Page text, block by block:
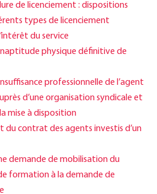
de licenciement : dispositions
types de licenciement
du service
physique définitive de
professionnelle de l’agent
d’une organisation syndicale et
mise à disposition
du contrat des agents investis d’un
demande de mobilisation du
formation à la demande de